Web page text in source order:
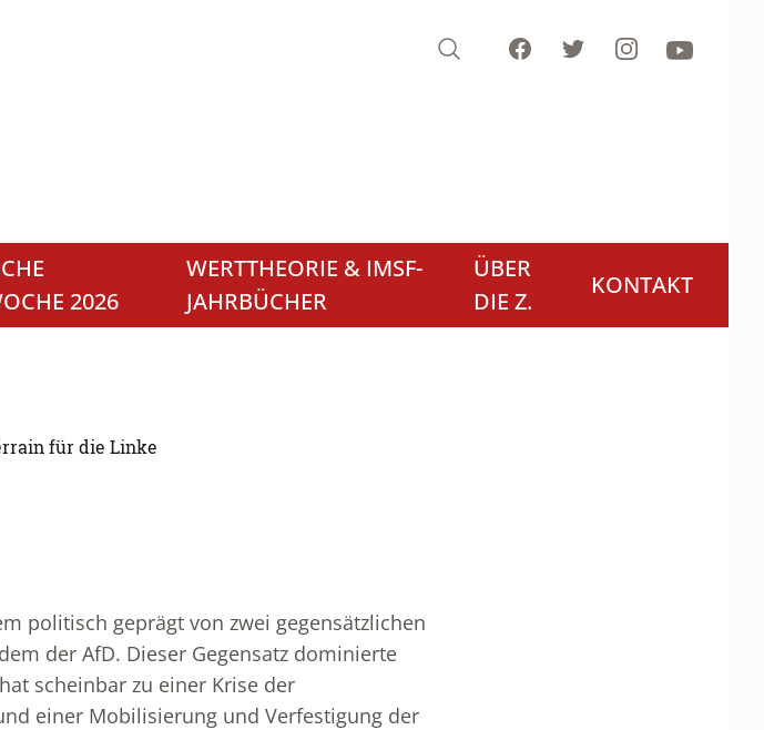
Search FacebookTwitterInstagramYoutube
2026
WERTTHEORIE & IMSF-
JAHRBÜCHER
ÜBER
DIE Z.
KONTAKT
für die Linke
politisch geprägt von zwei gegensätzlichen
der AfD. Dieser Gegensatz dominierte
scheinbar zu einer Krise der
einer Mobilisierung und Verfestigung der